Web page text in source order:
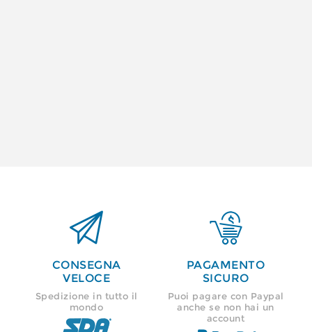

CONSEGNA
VELOCE
Spedizione in tutto il
mondo

PAGAMENTO
SICURO
Puoi pagare con Paypal
anche se non hai un
account